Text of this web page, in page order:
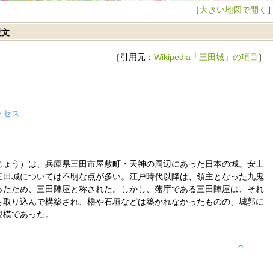
［大きい地図で開く ］
［引用元： Wikipedia「三田城」の項目 ］
セス
ょう）は、兵庫県三田市屋敷町・天神の周辺にあった日本の城。安土
城については不明な点が多い。江戸時代以降は、領主となった九鬼
ため、三田陣屋と称された。しかし、藩庁である三田陣屋は、それ
取り込んで構築され、櫓や石垣などは築かれなかったものの、城郭に
であった。